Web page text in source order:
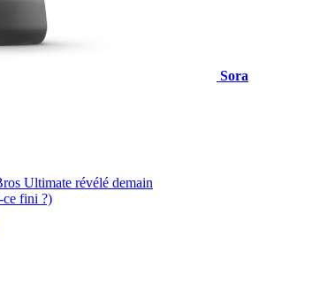
Sora
Ultimate révélé demain
ce fini ?)